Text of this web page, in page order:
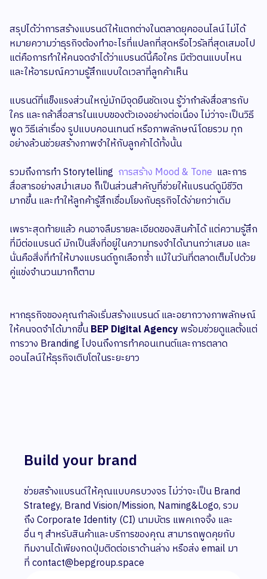
สรุปได้ว่าการสร้างแบรนด์ให้แตกต่างในตลาดยุคออนไลน์ ไม่ได้
หมายความว่าธุรกิจต้องทำอะไรที่แปลกที่สุดหรือไวรัลที่สุดเสมอไป
แต่คือการทำให้คนจดจำได้ว่าแบรนด์นี้คือใคร มีตัวตนแบบไหน
และให้อารมณ์ความรู้สึกแบบใดเวลาที่ลูกค้าเห็น
แบรนด์ที่แข็งแรงส่วนใหญ่มักมีจุดยืนชัดเจน รู้ว่ากำลังสื่อสารกับ
ใคร และกล้าสื่อสารในแบบของตัวเองอย่างต่อเนื่อง ไม่ว่าจะเป็นวิธี
พูด วิธีเล่าเรื่อง รูปแบบคอนเทนต์ หรือภาพลักษณ์โดยรวม ทุก
อย่างล้วนช่วยสร้างภาพจำให้กับลูกค้าได้ทั้งนั้น
รวมถึงการทำ Storytelling การสร้าง Mood & Tone และการ
สื่อสารอย่างสม่ำเสมอ ก็เป็นส่วนสำคัญที่ช่วยให้แบรนด์ดูมีชีวิต
มากขึ้น และทำให้ลูกค้ารู้สึกเชื่อมโยงกับธุรกิจได้ง่ายกว่าเดิม
เพราะสุดท้ายแล้ว คนอาจลืมรายละเอียดของสินค้าได้ แต่ความรู้สึก
ที่มีต่อแบรนด์ มักเป็นสิ่งที่อยู่ในความทรงจำได้นานกว่าเสมอ และ
นั่นคือสิ่งที่ทำให้บางแบรนด์ถูกเลือกซ้ำ แม้ในวันที่ตลาดเต็มไปด้วย
คู่แข่งจำนวนมากก็ตาม
หากธุรกิจของคุณกำลังเริ่มสร้างแบรนด์ และอยากวางภาพลักษณ์
ให้คนจดจำได้มากขึ้นBEP Digital Agencyพร้อมช่วยดูแลตั้งแต่
การวาง Branding ไปจนถึงการทำคอนเทนต์และการตลาด
ออนไลน์ให้ธุรกิจเติบโตในระยะยาว
Build your brand
ช่วยสร้างแบรนด์ให้คุณแบบครบวงจร ไม่ว่าจะเป็น Brand
Strategy, Brand Vision/Mission, Naming&Logo, รวม
ถึง Corporate Identity (CI) นามบัตร แพคเกจจิ้ง และ
อื่น ๆ สำหรับสินค้าและบริการของคุณ สามารถพูดคุยกับ
ทีมงานได้เพียงกดปุ่มติดต่อเราด้านล่าง หรือส่ง email มา
ที่ contact@bepgroup.space